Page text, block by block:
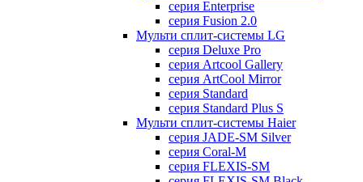
серия Enterprise
серия Fusion 2.0
Мульти сплит-системы LG
серия Deluxe Pro
серия Artcool Gallery
серия ArtCool Mirror
серия Standard
серия Standard Plus S
Мульти сплит-системы Haier
серия JADE-SM Silver
серия Coral-M
серия FLEXIS-SM